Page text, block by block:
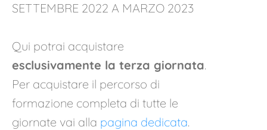
SETTEMBRE 2022 A MARZO 2023
Qui potrai acquistare
esclusivamente la terza giornata.
Per acquistare il percorso di
formazione completa di tutte le
giornate vai alla pagina dedicata.